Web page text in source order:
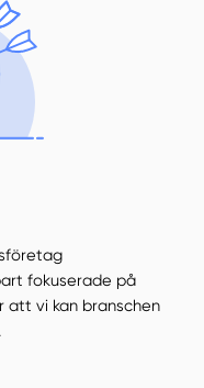
fokuserade på
vi kan branschen